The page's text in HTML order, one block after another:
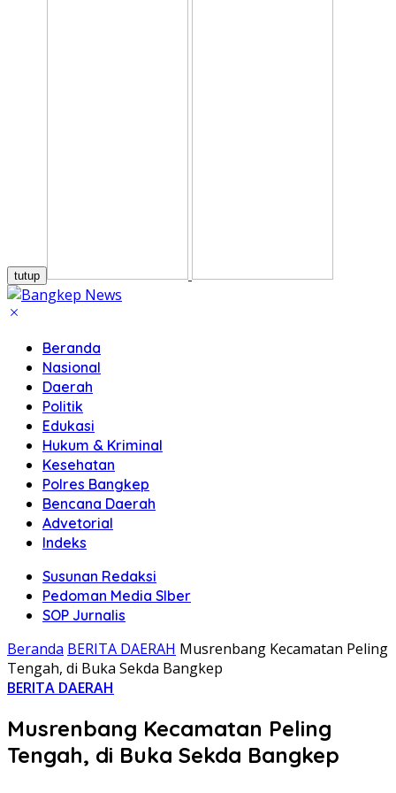
tutup
Beranda
Nasional
Daerah
Politik
Edukasi
Hukum & Kriminal
Kesehatan
Polres Bangkep
Bencana Daerah
Advetorial
Indeks
Susunan Redaksi
Pedoman Media SIber
SOP Jurnalis
Beranda BERITA DAERAH Musrenbang Kecamatan Peling
Tengah, di Buka Sekda Bangkep
BERITA DAERAH
Musrenbang Kecamatan Peling
Tengah, di Buka Sekda Bangkep